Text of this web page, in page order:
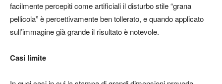
facilmente percepiti come artificiali il disturbo stile “grana
pellicola” è percettivamente ben tollerato, e quando applicato
sull’immagine già grande il risultato è notevole.
Casi limite